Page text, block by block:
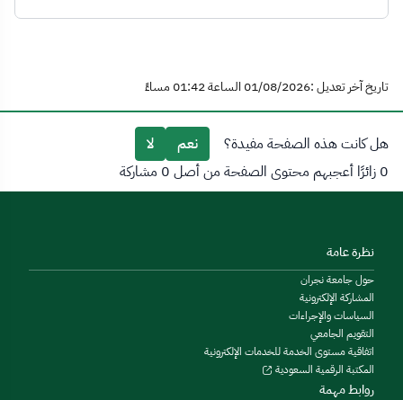
تاريخ آخر تعديل :01/08/2026 الساعة 01:42 مساءً
هل كانت هذه الصفحة مفيدة؟ نعم
لا
0 زائرًا أعجبهم محتوى الصفحة من أصل 0 مشاركة
نظرة عامة
حول جامعة نجران
المشاركة الإلكترونية
السياسات والإجراءات
التقويم الجامعي
اتفاقية مستوى الخدمة للخدمات الإلكترونية
المكتبة الرقمية السعودية
روابط مهمة